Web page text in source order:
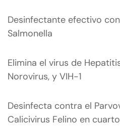
Desinfectante efectivo
Salmonella
Elimina el virus de
Norovirus, y VIH-1
Desinfecta contra el
Calicivirus Felino en